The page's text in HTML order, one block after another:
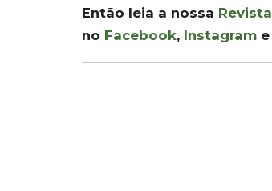
Então leia a nossa Revista
no Facebook, Instagram e